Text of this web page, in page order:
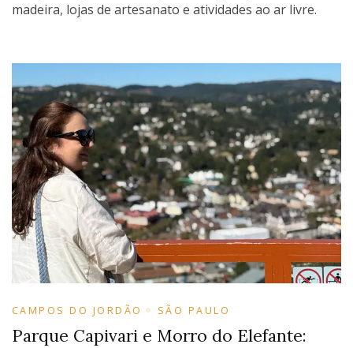
madeira, lojas de artesanato e atividades ao ar livre.
CAMPOS DO JORDÃO SÃO PAULO
Parque Capivari e Morro do Elefante: